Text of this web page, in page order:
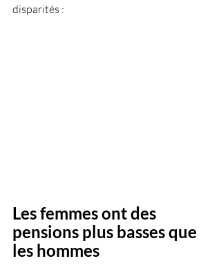
disparités :
Les femmes ont des
pensions plus basses que
les hommes